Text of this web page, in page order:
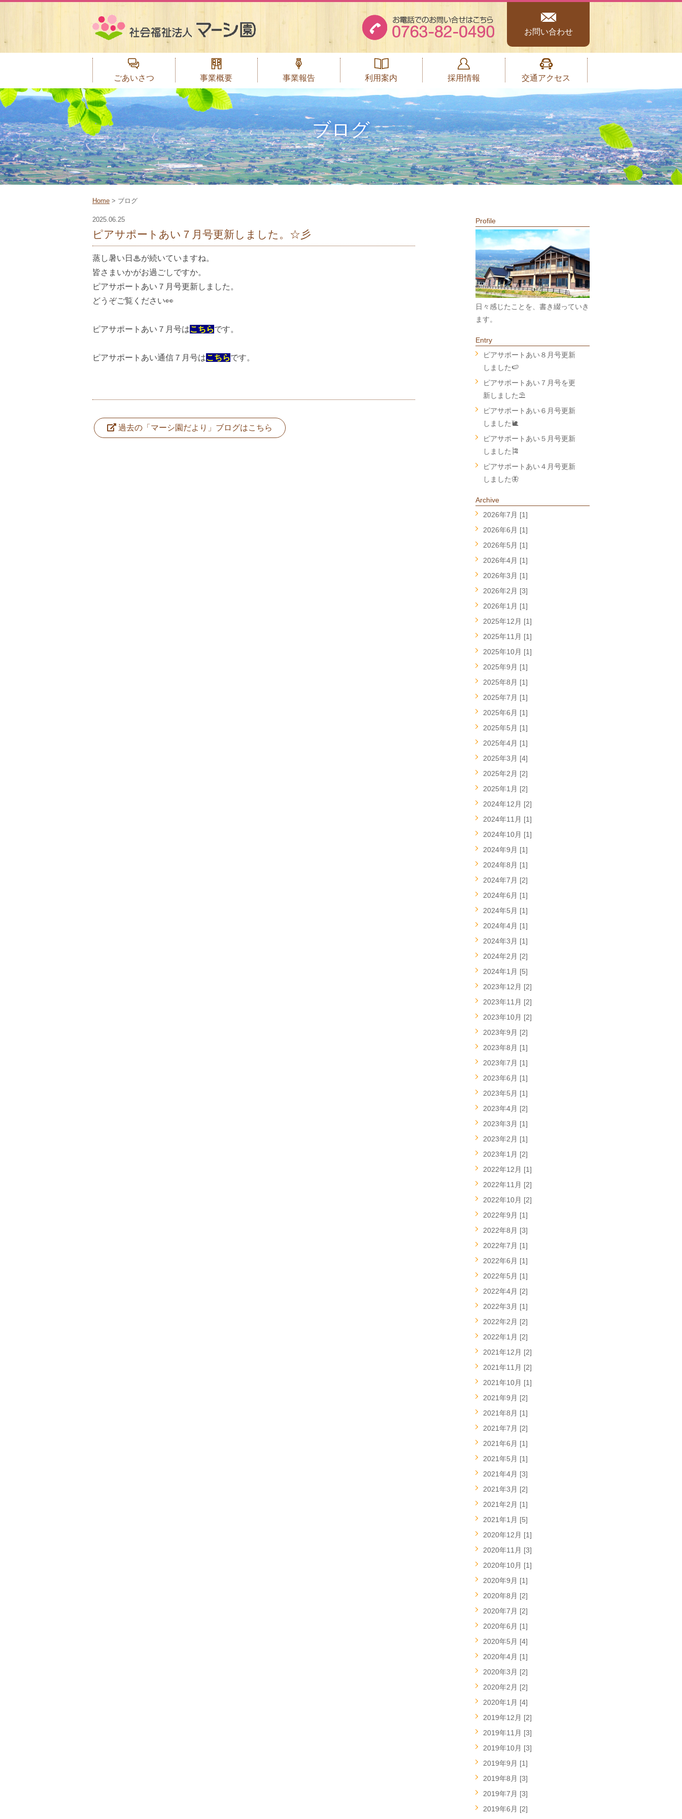
お問い合わせ
ごあいさつ 事業概要
マーシ園八乙女
なんと共同作業所
マーシ園木の香
ピアサポートあい
相談支援センターあい
ミライサポートあい
ホーム風の谷
ホームふくの実
マーシ園ヘルパーステーション
事業報告 利用案内 採用情報 交通アクセス
ブログ
Home > ブログ
2025.06.25
ピアサポートあい７月号更新しました。☆彡
蒸し暑い日♨が続いていますね。
皆さまいかがお過ごしですか。
ピアサポートあい７月号更新しました。
どうぞご覧ください👀
ピアサポートあい７月号はこちらです。
ピアサポートあい通信７月号はこちらです。
過去の「マーシ園だより」ブログはこちら
Profile
日々感じたことを、書き綴っていき
ます。
Entry
ピアサポートあい８月号更新
しました🍉
ピアサポートあい７月号を更
新しました⛱
ピアサポートあい６月号更新
しました🐌
ピアサポートあい５月号更新
しました🎏
ピアサポートあい４月号更新
しました🦋
Archive
2026年7月 [1]
2026年6月 [1]
2026年5月 [1]
2026年4月 [1]
2026年3月 [1]
2026年2月 [3]
2026年1月 [1]
2025年12月 [1]
2025年11月 [1]
2025年10月 [1]
2025年9月 [1]
2025年8月 [1]
2025年7月 [1]
2025年6月 [1]
2025年5月 [1]
2025年4月 [1]
2025年3月 [4]
2025年2月 [2]
2025年1月 [2]
2024年12月 [2]
2024年11月 [1]
2024年10月 [1]
2024年9月 [1]
2024年8月 [1]
2024年7月 [2]
2024年6月 [1]
2024年5月 [1]
2024年4月 [1]
2024年3月 [1]
2024年2月 [2]
2024年1月 [5]
2023年12月 [2]
2023年11月 [2]
2023年10月 [2]
2023年9月 [2]
2023年8月 [1]
2023年7月 [1]
2023年6月 [1]
2023年5月 [1]
2023年4月 [2]
2023年3月 [1]
2023年2月 [1]
2023年1月 [2]
2022年12月 [1]
2022年11月 [2]
2022年10月 [2]
2022年9月 [1]
2022年8月 [3]
2022年7月 [1]
2022年6月 [1]
2022年5月 [1]
2022年4月 [2]
2022年3月 [1]
2022年2月 [2]
2022年1月 [2]
2021年12月 [2]
2021年11月 [2]
2021年10月 [1]
2021年9月 [2]
2021年8月 [1]
2021年7月 [2]
2021年6月 [1]
2021年5月 [1]
2021年4月 [3]
2021年3月 [2]
2021年2月 [1]
2021年1月 [5]
2020年12月 [1]
2020年11月 [3]
2020年10月 [1]
2020年9月 [1]
2020年8月 [2]
2020年7月 [2]
2020年6月 [1]
2020年5月 [4]
2020年4月 [1]
2020年3月 [2]
2020年2月 [2]
2020年1月 [4]
2019年12月 [2]
2019年11月 [3]
2019年10月 [3]
2019年9月 [1]
2019年8月 [3]
2019年7月 [3]
2019年6月 [2]